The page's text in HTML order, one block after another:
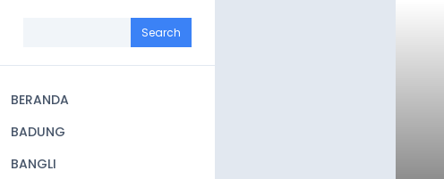
navigation
BERANDA
BADUNG
BANGLI